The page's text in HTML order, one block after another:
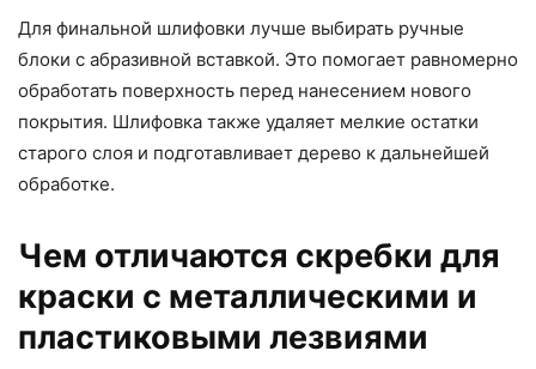
Для финальной шлифовки лучше выбирать ручные
блоки с абразивной вставкой. Это помогает равномерно
обработать поверхность перед нанесением нового
покрытия. Шлифовка также удаляет мелкие остатки
старого слоя и подготавливает дерево к дальнейшей
обработке.
Чем отличаются скребки для
краски с металлическими и
пластиковыми лезвиями